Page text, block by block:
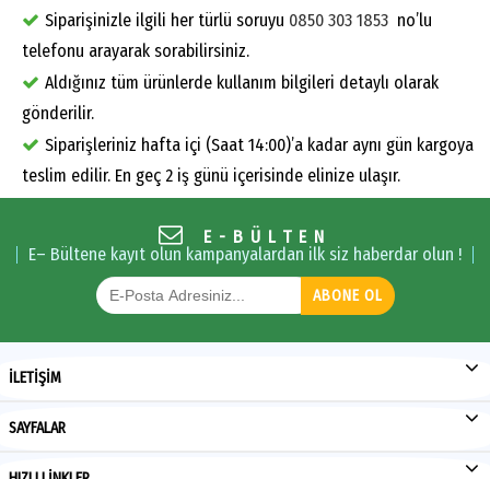
Siparişinizle ilgili her türlü soruyu 0850 303 1853 no’lu
telefonu arayarak sorabilirsiniz.
Aldığınız tüm ürünlerde kullanım bilgileri detaylı olarak
gönderilir.
Siparişleriniz hafta içi (Saat 14:00)’a kadar aynı gün kargoya
teslim edilir. En geç 2 iş günü içerisinde elinize ulaşır.
E-BÜLTEN
E– Bültene kayıt olun kampanyalardan ilk siz haberdar olun !
ABONE OL
İLETİŞİM
SAYFALAR